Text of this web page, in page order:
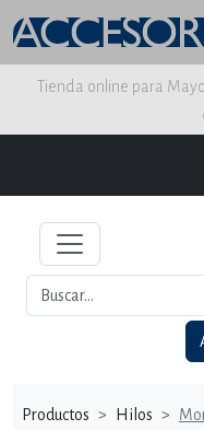
Tienda online para
Productos Hilos